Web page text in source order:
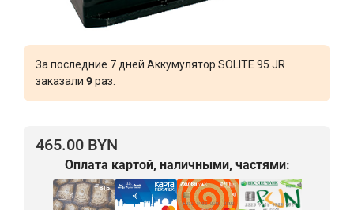
За последние 7 дней Аккумулятор SOLITE 95 JR
заказали 9раз.
465.00 BYN
Оплата картой, наличными, частями: